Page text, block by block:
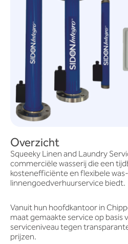
Overzicht
Squeeky Linen and Laundry
commerciële wasserij die een
kostenefficiënte en flexibele
linnengoedverhuurservice biedt.
Vanuit hun hoofdkantoor in
maat gemaakte service op basis
serviceniveau tegen
prijzen.